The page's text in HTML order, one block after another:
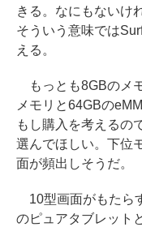
きる。なにもないけ
そういう意味では
える。
もっとも8GBのメ
メモリと64GBの
もし購入を考えるの
選んでほしい。下位
面が頻出しそうだ。
10型画面がもたら
のピュアタブレット